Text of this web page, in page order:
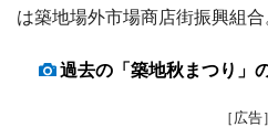
は築地場外市場商店街振興組合
過去の「築地秋まつり」
［広告］